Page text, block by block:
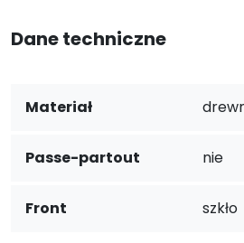
Dane techniczne
Materiał
Passe-partout nie
Front szkło